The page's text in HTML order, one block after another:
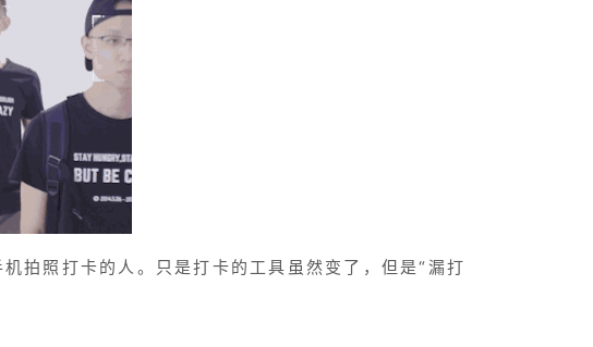
拍照打卡的人。只是打卡的工具虽然变了，但是“漏打